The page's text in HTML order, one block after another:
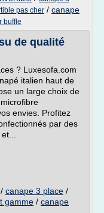
pas cher / canape
buffle
de qualité
? Luxesofa.com
italien haut de
un large choix de
envies. Profitez
par des
/ canape 3 place /
gamme / canape